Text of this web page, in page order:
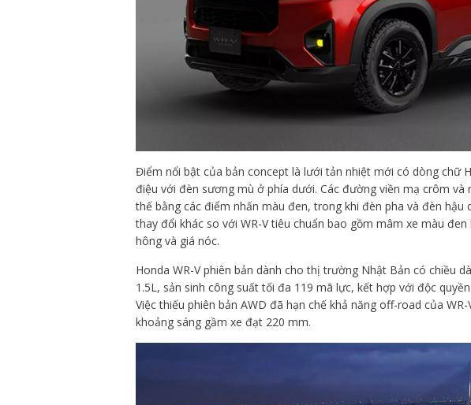
Điểm nổi bật của bản concept là lưới tản nhiệt mới có dòng chữ
điệu với đèn sương mù ở phía dưới. Các đường viền mạ crôm
thế bằng các điểm nhấn màu đen, trong khi đèn pha và đèn
thay đổi khác so với WR-V tiêu chuẩn bao gồm mâm xe màu
hông và giá nóc.
Honda WR-V phiên bản dành cho thị trường Nhật Bản có chiều
1.5L, sản sinh công suất tối đa 119 mã lực, kết hợp với độc
Việc thiếu phiên bản AWD đã hạn chế khả năng off-road của
khoảng sáng gầm xe đạt 220 mm.